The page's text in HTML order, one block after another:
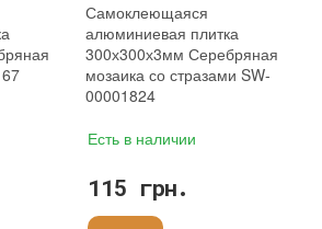
Самоклеющаяся
алюминиевая плитка
300х300х3мм Серебряная
мозаика со стразами SW-
00001824
Есть в наличии
115 грн.